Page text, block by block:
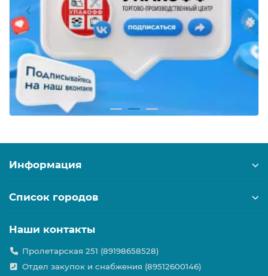
Информация
Список городов
Наши контакты
Пролетарская 251 (89198658528)
Отдел закупок и снабжения (89512600146)